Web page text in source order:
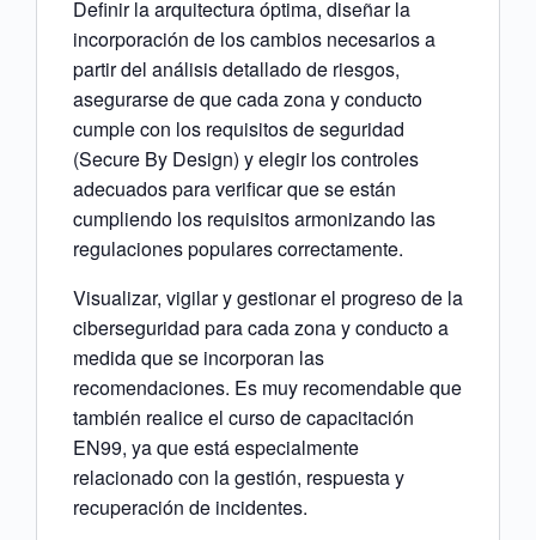
Definir la arquitectura óptima, diseñar la
incorporación de los cambios necesarios a
partir del análisis detallado de riesgos,
asegurarse de que cada zona y conducto
cumple con los requisitos de seguridad
(Secure By Design) y elegir los controles
adecuados para verificar que se están
cumpliendo los requisitos armonizando las
regulaciones populares correctamente.
Visualizar, vigilar y gestionar el progreso de la
ciberseguridad para cada zona y conducto a
medida que se incorporan las
recomendaciones. Es muy recomendable que
también realice el curso de capacitación
EN99, ya que está especialmente
relacionado con la gestión, respuesta y
recuperación de incidentes.